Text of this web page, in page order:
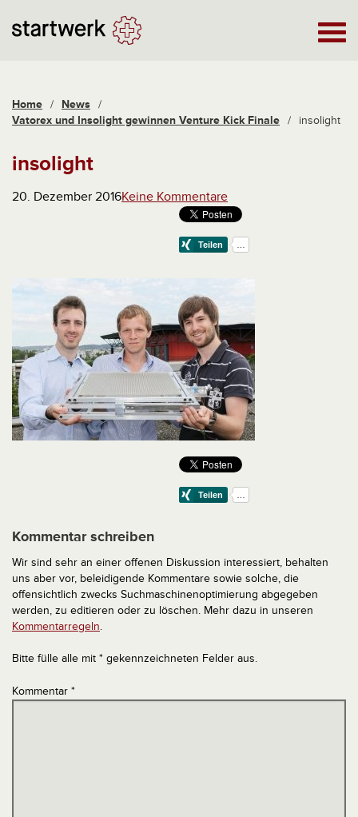
Home / News /
Vatorex und Insolight gewinnen Venture Kick Finale / insolight
insolight
20. Dezember 2016Keine Kommentare
Kommentar schreiben
Wir sind sehr an einer offenen Diskussion interessiert, behalten
uns aber vor, beleidigende Kommentare sowie solche, die
offensichtlich zwecks Suchmaschinenoptimierung abgegeben
werden, zu editieren oder zu löschen. Mehr dazu in unseren
Kommentarregeln.
Bitte fülle alle mit * gekennzeichneten Felder aus.
Kommentar *